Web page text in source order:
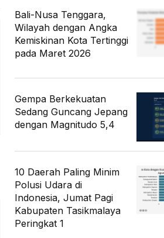
Bali-Nusa Tenggara,
Wilayah dengan Angka
Kemiskinan Kota Tertinggi
pada Maret 2026
Gempa Berkekuatan
Sedang Guncang Jepang
dengan Magnitudo 5,4
10 Daerah Paling Minim
Polusi Udara di
Indonesia, Jumat Pagi
Kabupaten Tasikmalaya
Peringkat 1